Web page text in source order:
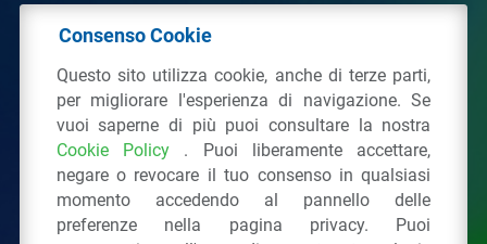
Plastiche da Riciclo
C.F. 97381090154
Via San Vittore 36 20123Milano (MI)
Tel.: 02 43928225.
Consenso Cookie
Questo sito utilizza cookie, anche di terze parti,
per migliorare l'esperienza di navigazione. Se
vuoi saperne di più puoi consultare la nostra
Cookie Policy . Puoi liberamente accettare,
negare o revocare il tuo consenso in qualsiasi
momento accedendo al pannello delle
preferenze nella pagina privacy. Puoi